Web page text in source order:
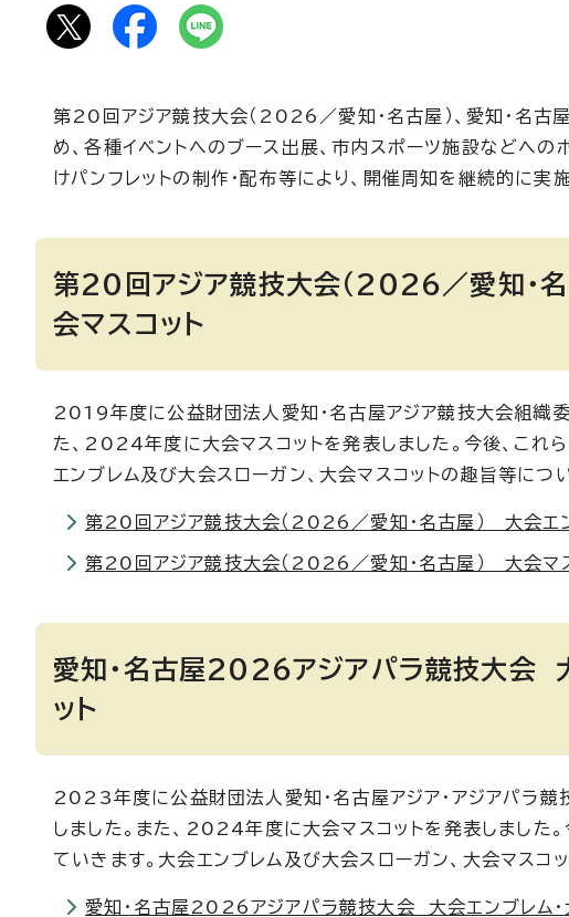
第20回アジア競技大会（2026／愛知・名古屋）、愛知・名
め、各種イベントへのブース出展、市内スポーツ施設などへの
けパンフレットの制作・配布等により、開催周知を継続的に実
第20回アジア競技大会（2026／愛知・名
会マスコット
2019年度に公益財団法人愛知・名古屋アジア競技大会組織
た、2024年度に大会マスコットを発表しました。今後、これ
エンブレム及び大会スローガン、大会マスコットの趣旨等につ
第20回アジア競技大会（2026／愛知・名古屋） 大会エ
第20回アジア競技大会（2026／愛知・名古屋） 大会マ
愛知・名古屋2026アジアパラ競技大会 大
ット
2023年度に公益財団法人愛知・名古屋アジア・アジアパラ
しました。また、2024年度に大会マスコットを発表しました
ていきます。大会エンブレム及び大会スローガン、大会マスコ
愛知・名古屋2026アジアパラ競技大会 大会エンブレム